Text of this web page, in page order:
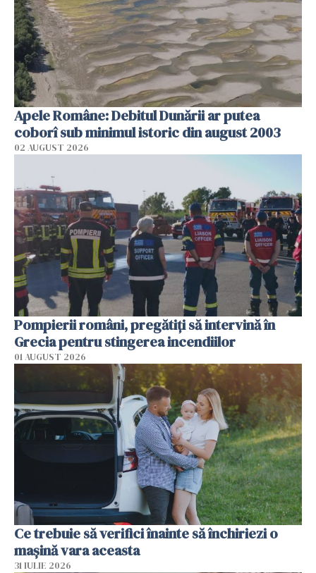
Apele Române: Debitul Dunării ar putea
coborî sub minimul istoric din august 2003
02 AUGUST 2026
Pompierii români, pregătiţi să intervină în
Grecia pentru stingerea incendiilor
01 AUGUST 2026
Ce trebuie să verifici înainte să închiriezi o
mașină vara aceasta
31 IULIE 2026